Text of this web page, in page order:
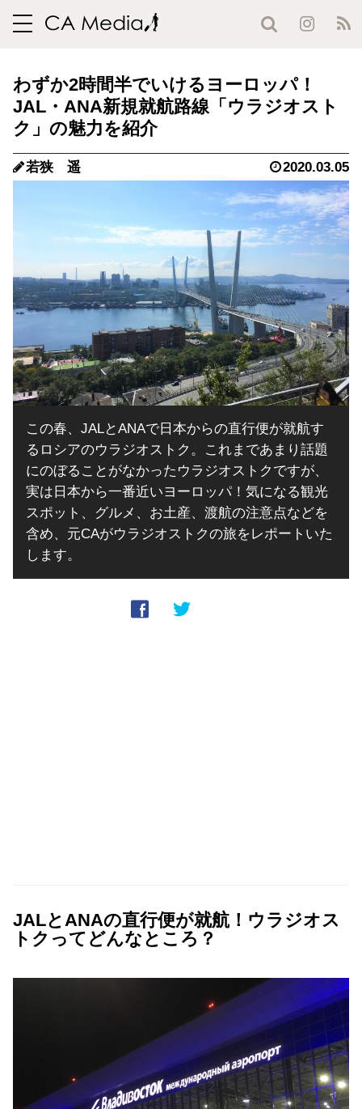
toggle
わずか2時間半でいけるヨーロッパ！
JAL・ANA新規就航路線「ウラジオスト
ク」の魅力を紹介
若狭 遥 2020.03.05
この春、JALとANAで日本からの直行便が就航す
るロシアのウラジオストク。これまであまり話題
にのぼることがなかったウラジオストクですが、
実は日本から一番近いヨーロッパ！気になる観光
スポット、グルメ、お土産、渡航の注意点などを
含め、元CAがウラジオストクの旅をレポートいた
します。
JALとANAの直行便が就航！ウラジオス
トクってどんなところ？